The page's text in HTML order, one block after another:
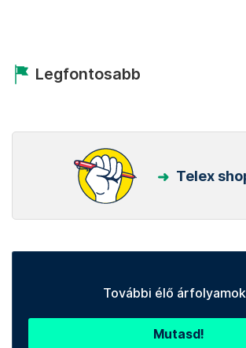
Legfontosabb
Telex
További élő
Mutasd!